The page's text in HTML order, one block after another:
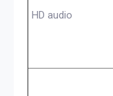
HD audio